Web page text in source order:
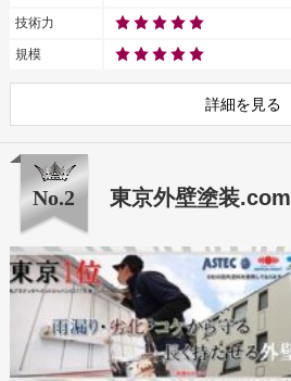
技術力
規模
詳細を見る
No.2 東京外壁塗装.com